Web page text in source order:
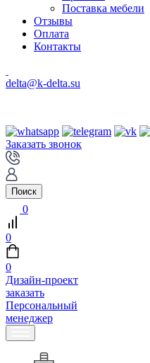
Поставка мебели
Отзывы
Оплата
Контакты
delta@k-delta.su
Заказать звонок
Поиск
0
0
0
Дизайн-проект
заказать
Персональный
менеджер